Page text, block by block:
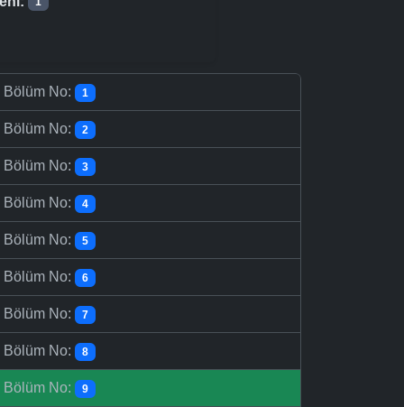
Bölüm No: 1
Bölüm No: 2
Bölüm No: 3
Bölüm No: 4
Bölüm No: 5
Bölüm No: 6
Bölüm No: 7
Bölüm No: 8
Bölüm No: 9